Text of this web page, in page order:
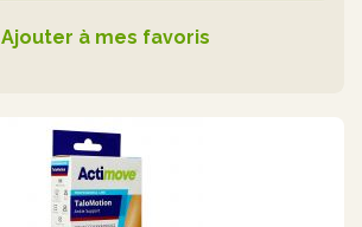
Ajouter à mes favoris